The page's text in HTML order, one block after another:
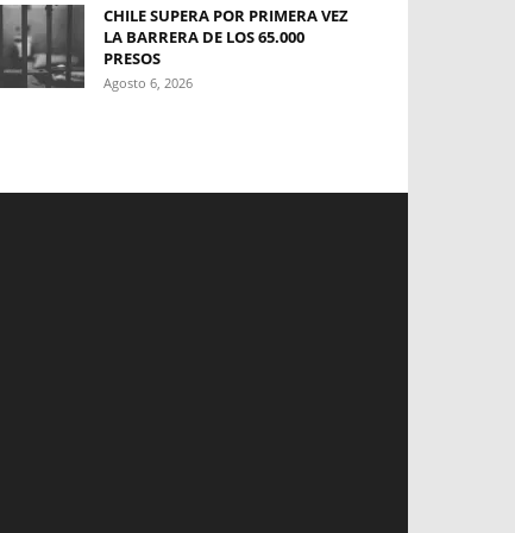
CHILE SUPERA POR PRIMERA VEZ
LA BARRERA DE LOS 65.000
PRESOS
Agosto 6, 2026